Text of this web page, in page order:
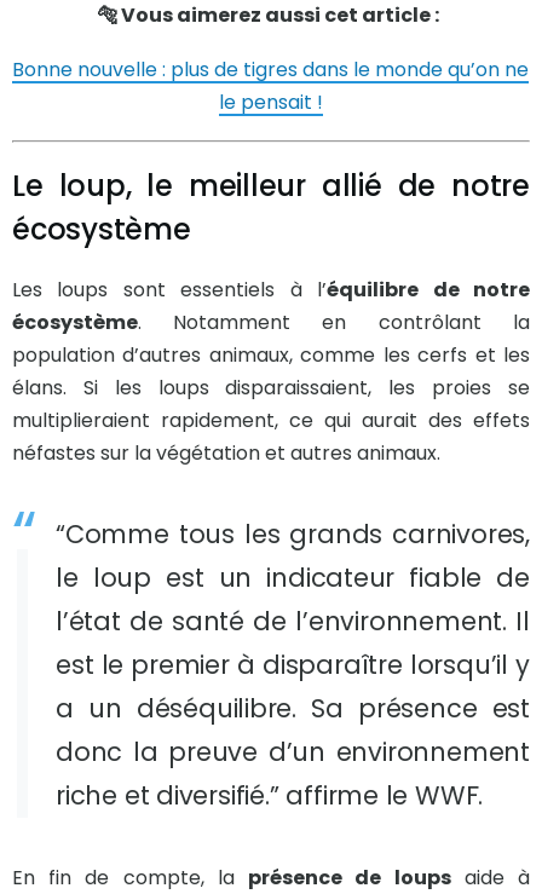
🐅 Vous aimerez aussi cet article :
Bonne nouvelle : plus de tigres dans le monde qu’on ne
le pensait !
Le loup, le meilleur allié de notre
écosystème
Les loups sont essentiels à l’équilibre de notre
écosystème. Notamment en contrôlant la
population d’autres animaux, comme les cerfs et les
élans. Si les loups disparaissaient, les proies se
multiplieraient rapidement, ce qui aurait des effets
néfastes sur la végétation et autres animaux.
“Comme tous les grands carnivores,
le loup est un indicateur fiable de
l’état de santé de l’environnement. Il
est le premier à disparaître lorsqu’il y
a un déséquilibre. Sa présence est
donc la preuve d’un environnement
riche et diversifié.” affirme le WWF.
En fin de compte, la présence de loupsaide à